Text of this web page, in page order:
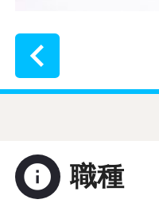

info 職種